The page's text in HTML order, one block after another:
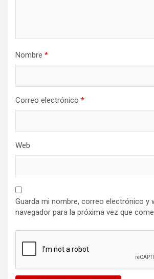
Nombre *
Correo electrónico *
Web
Guarda mi nombre, correo electrónico y
navegador para la próxima vez que